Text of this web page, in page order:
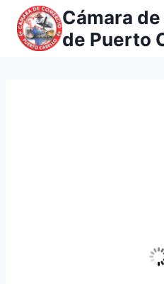
Saltar
contenido
Cámara
de Puerto